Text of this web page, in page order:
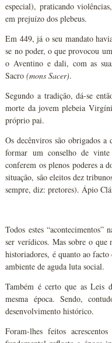
especial), praticando
em prejuízo dos plebeus.
Em 449, já o seu mandato
se no poder, o que provocou
o Aventino e dali, com as
Sacro(mons Sacer).
Segundo a tradição, dá-se
morte da jovem plebeia
próprio pai.
Os decênviros são obrigados
formar um conselho de
conferem os plenos poderes a
situação, são eleitos dez
sempre, diz: pretores). Ápio
Todos estes “acontecimentos”
ser verídicos. Mas sobre o que
historiadores, é quanto ao
ambiente de aguda luta social.
Também é certo que as Leis
mesma época. Sendo,
desenvolvimento histórico.
Foram-lhes feitos